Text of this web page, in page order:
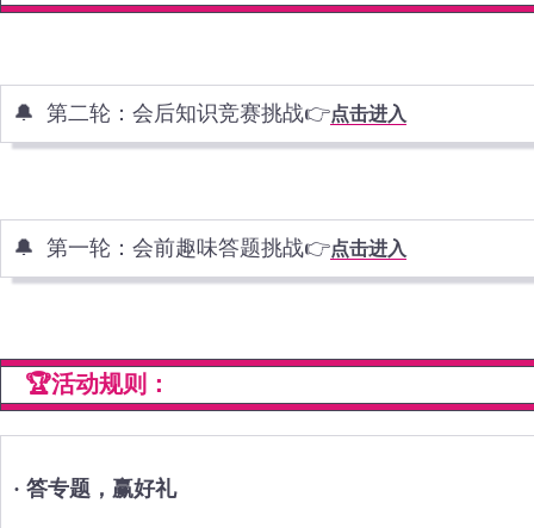
🔔 第二轮：会后知识竞赛挑战👉点击进入
🔔 第一轮：会前趣味答题挑战👉点击进入
🏆活动规则：
· 答专题，赢好礼